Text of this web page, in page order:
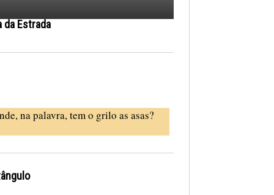
da Estrada
na palavra, tem o grilo as asas?